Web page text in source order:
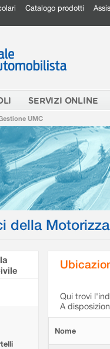
Catalogo prodotti
SERVIZI ONLINE
UMC
della
Qui trovi
A
Nome